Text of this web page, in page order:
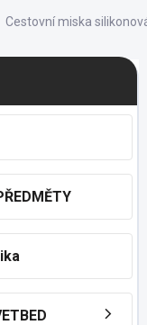
Cestovní miska